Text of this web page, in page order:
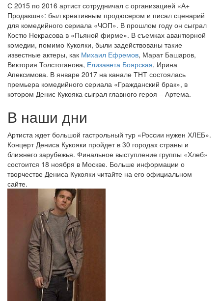
С 2015 по 2016 артист сотрудничал с организацией «А+
Продакшн»: был креативным продюсером и писал сценарий
для комедийного сериала «ЧОП». В прошлом году он сыграл
Костю Некрасова в «Пьяной фирме». В съемках авантюрной
комедии, помимо Кукояки, были задействованы такие
известные актеры, как Михаил Ефремов, Марат Башаров,
Виктория Толстоганова, Елизавета Боярская, Ирина
Апексимова. В январе 2017 на канале ТНТ состоялась
премьера комедийного сериала «Гражданский брак», в
котором Денис Кукояка сыграл главного героя – Артема.
В наши дни
Артиста ждет большой гастрольный тур «России нужен ХЛЕБ».
Концерт Дениса Кукояки пройдет в 30 городах страны и
ближнего зарубежья. Финальное выступление группы «Хлеб»
состоится 18 ноября в Москве. Больше информации о
творчестве Дениса Кукояки читайте на его официальном
сайте.